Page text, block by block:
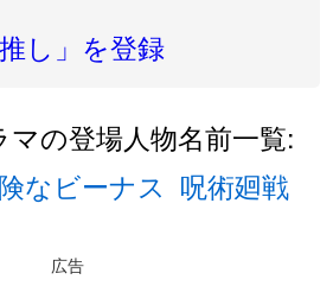
推し」を登録
の登場人物名前一覧:
なビーナス 呪術廻戦
広告